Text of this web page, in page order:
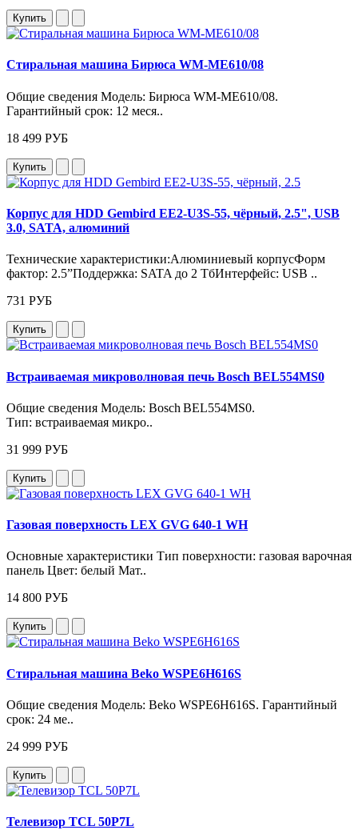
Купить
Стиральная машина Бирюса WM-ME610/08
Общие сведения Модель: Бирюса WM‑ME610/08.
Гарантийный срок: 12 меся..
18 499 РУБ
Купить
Корпус для HDD Gembird EE2-U3S-55, чёрный, 2.5", USB
3.0, SATA, алюминий
Технические характеристики:Алюминиевый корпусФорм
фактор: 2.5”Поддержка: SATA до 2 ТбИнтерфейс: USB ..
731 РУБ
Купить
Встраиваемая микроволновая печь Bosch BEL554MS0
Общие сведения Модель: Bosch BEL554MS0.
Тип: встраиваемая микро..
31 999 РУБ
Купить
Газовая поверхность LEX GVG 640-1 WH
Основные характеристики Тип поверхности: газовая варочная
панель Цвет: белый Мат..
14 800 РУБ
Купить
Стиральная машина Beko WSPE6H616S
Общие сведения Модель: Beko WSPE6H616S. Гарантийный
срок: 24 ме..
24 999 РУБ
Купить
Телевизор TCL 50P7L